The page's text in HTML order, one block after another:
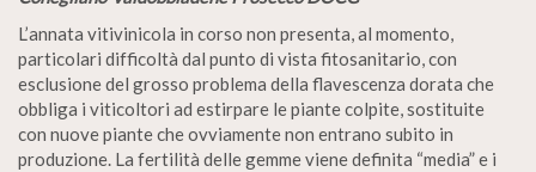
L’annata vitivinicola in corso non presenta, al momento,
particolari difficoltà dal punto di vista fitosanitario, con
esclusione del grosso problema della flavescenza dorata che
obbliga i viticoltori ad estirpare le piante colpite, sostituite
con nuove piante che ovviamente non entrano subito in
produzione. La fertilità delle gemme viene definita “media” e i